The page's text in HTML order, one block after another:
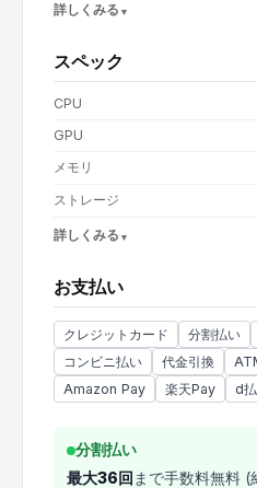
詳しくみる
買い替え応援 3,000円OFF
支払い額（値引き・送料込み）
スペック
CPU
GPU
メモリ
ストレージ
詳しくみる
電源
CPUクーラー
お支払い
クレジットカード 分割払い
コンビニ払い
代金引換
Amazon Pay
楽天Pay d
分割払い
最大36回 まで手数料無料 (